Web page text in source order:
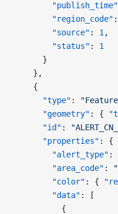
        "publish_time"
        "region_code"
:
        "source"
: 1 ,
        "status"
: 1
      }
    },
    {
      "type"
:
      "geometry"
: {
      "id"
:
      "properties"
: {
        "alert_type"
:
        "area_code"
:
        "color"
: {
        "data"
: [
          {